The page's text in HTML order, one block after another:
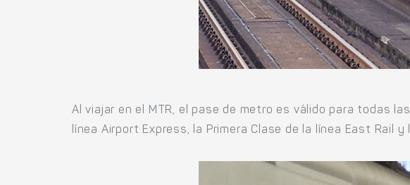
Al viajar en el MTR, el pase de metro es válido para todas
línea Airport Express, la Primera Clase de la línea East Rail